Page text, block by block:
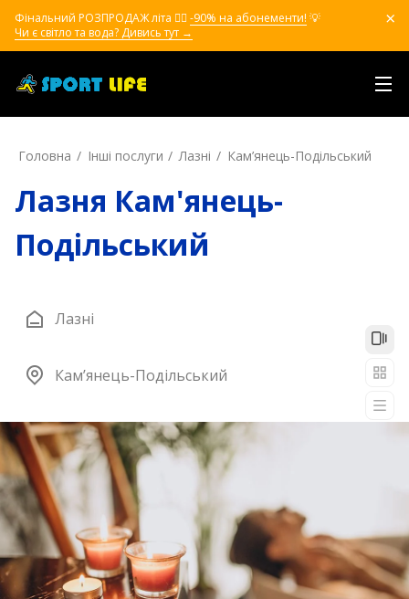
Фінальний РОЗПРОДАЖ літа ❤️‍🔥 -90% на абонементи! 💡
Чи є світло та вода? Дивись тут →
Головна Інші послуги Лазні Кам’янець-Подільський
Лазня Кам'янець-
Подільський
Лазні
Кам’янець-Подільський